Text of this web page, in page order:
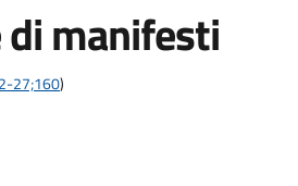
manifesti
27;160)